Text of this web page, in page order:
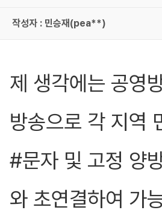
작성자 : 민승재(pea**)
제 생각에는 공영
방송으로 각 지역
#문자 및 고정 양
와 초연결하여 가